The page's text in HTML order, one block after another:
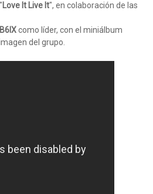
Love It Live It", en colaboración de las
como líder, con el miniálbum
del grupo.